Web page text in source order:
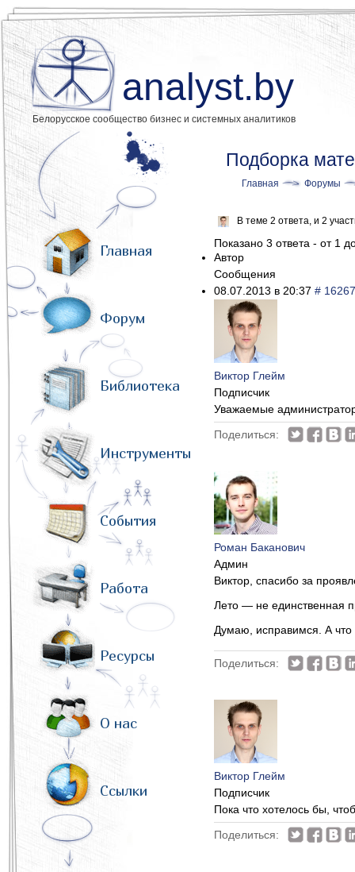
analyst.by
Белорусское сообщество бизнес и системных аналитиков
Главная
Форум
Библиотека
Инструменты
События
Работа
Ресурсы
О нас
Ссылки
Подборка
Главная Форумы
В теме 2 ответа, и 2
Показано 3 ответа - от 1
Автор
Сообщения
08.07.2013 в 20:37 # 16267
Виктор Глейм
Подписчик
Уважаемые
Поделиться:
Роман Баканович
Админ
Виктор, спасибо за
Лето — не единственная
Думаю, исправимся. А
Поделиться:
Виктор Глейм
Подписчик
Пока что хотелось бы,
Поделиться: